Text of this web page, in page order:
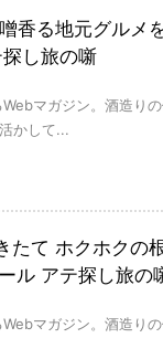
香る地元グルメ
し旅の噺
マガジン。酒造り
かして...
たて ホクホクの
ル アテ探し旅の
マガジン。酒造り